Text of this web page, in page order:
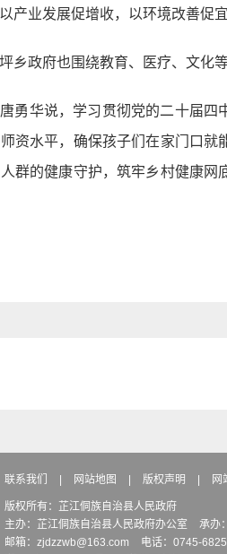
产业发展促增收，以环境改善促
乡政府也围绕教育、医疗、文化
勇华说，学习贯彻党的二十届
资水平，确保孩子们在家门口
群的健康守护，筑牢乡村健康
联系我们 网站地图 版权声明 网
版权所有：芷江侗族自治县人民政府
主办：芷江侗族自治县人民政府办公室
承办
邮箱：zjdzzwb@163.com
电话：0745-